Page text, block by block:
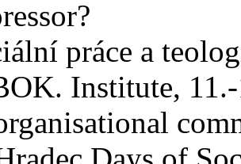
práce a
Institute,